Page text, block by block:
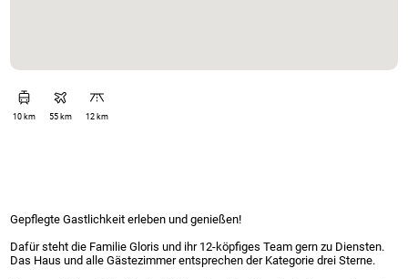
10 km 55 km 12 km
Gepflegte Gastlichkeit erleben und genießen!
Dafür steht die Familie Gloris und ihr 12-köpfiges Team gern zu Diensten.
Das Haus und alle Gästezimmer entsprechen der Kategorie drei Sterne.